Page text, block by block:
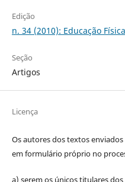
Edição
n. 34 (2010): Educação
Seção
Artigos
Licença
Os autores dos textos
em formulário próprio no
a) serem os únicos titulares